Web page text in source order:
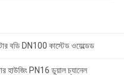
বডি DN100 কাস্টেড ওয়েল্ডেড
হাউজিং PN16 ডুয়াল চ্যানেল